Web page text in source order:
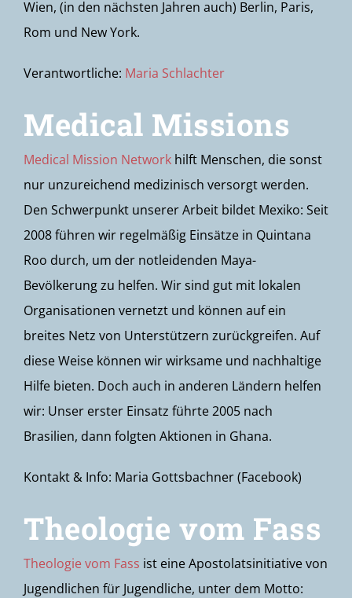
Wien, (in den nächsten Jahren auch) Berlin, Paris,
Rom und New York.
Verantwortliche: Maria Schlachter
Medical Missions
Medical Mission Network hilft Menschen, die sonst
nur unzureichend medizinisch versorgt werden.
Den Schwerpunkt unserer Arbeit bildet Mexiko: Seit
2008 führen wir regelmäßig Einsätze in Quintana
Roo durch, um der notleidenden Maya-
Bevölkerung zu helfen. Wir sind gut mit lokalen
Organisationen vernetzt und können auf ein
breites Netz von Unterstützern zurückgreifen. Auf
diese Weise können wir wirksame und nachhaltige
Hilfe bieten. Doch auch in anderen Ländern helfen
wir: Unser erster Einsatz führte 2005 nach
Brasilien, dann folgten Aktionen in Ghana.
Kontakt & Info: Maria Gottsbachner (Facebook)
Theologie vom Fass
Theologie vom Fass ist eine Apostolatsinitiative von
Jugendlichen für Jugendliche, unter dem Motto: